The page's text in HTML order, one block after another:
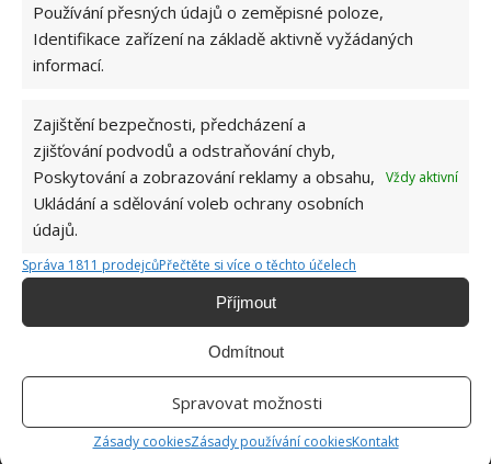
Používání přesných údajů o zeměpisné poloze,
Identifikace zařízení na základě aktivně vyžádaných
informací.
Zajištění bezpečnosti, předcházení a
zjišťování podvodů a odstraňování chyb,
Poskytování a zobrazování reklamy a obsahu,
Ukládání a sdělování voleb ochrany osobních
údajů.
Vždy aktivní
Správa 1811 prodejcůPřečtěte si více o těchto účelech
Příjmout
Odmítnout
Spravovat možnosti
Zásady cookiesZásady používání cookiesKontakt
Absolvent České zemědělské
univerzity, který je již od malička
SOUVISEJÍCÍ ČLÁNKY
Jak jednoduše a efektivně zvládnout úklid
Konec trápení se zdlouhavým mytím špinavého
plechu. Zapečená mastnota zmizí raz dva